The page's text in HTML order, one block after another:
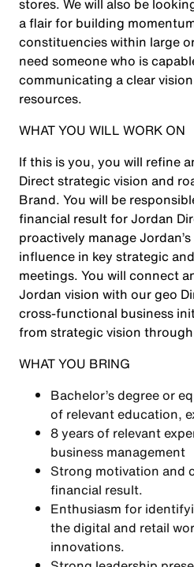
stores. We will also be
a flair for building
constituencies within large
need someone who is
communicating a clear
resources.
WHAT YOU WILL WORK ON
If this is you, you will refine
Direct strategic vision and
Brand. You will be
financial result for Jordan
proactively manage
influence in key strategic
meetings. You will connect
Jordan vision with our geo
cross-functional business
from strategic vision
WHAT YOU BRING
Bachelor’s degree or
of relevant education,
8 years of relevant
business management
Strong motivation and
financial result.
Enthusiasm for
the digital and retail
innovations.